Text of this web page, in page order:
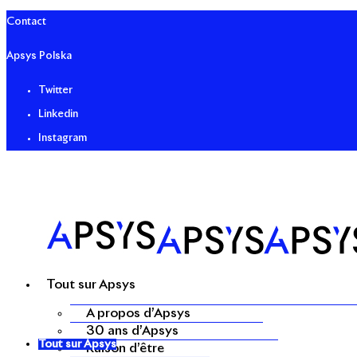
Contact
Apsys Polska
Twitter
Linkedin
Instagram
Tout sur Apsys
A propos d’Apsys
30 ans d’Apsys
Raison d’être
Tout sur Apsys